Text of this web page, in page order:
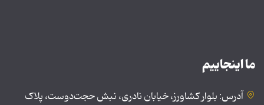
ما اینجاییم
آدرس: بلوار کشاورز، خیابان نادری، نبش حجت‌دوست، پلاک